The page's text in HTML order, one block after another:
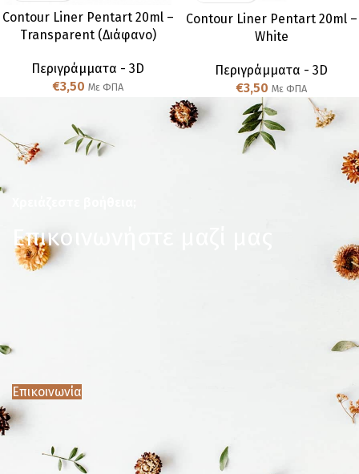
Contour Liner Pentart 20ml –
Transparent (Διάφανο)
Περιγράμματα - 3D
€3,50 Με ΦΠΑ
Contour Liner Pentart 20ml –
White
Περιγράμματα - 3D
€3,50 Με ΦΠΑ
Επικοινωνήστε μαζί μας
Επικοινωνία